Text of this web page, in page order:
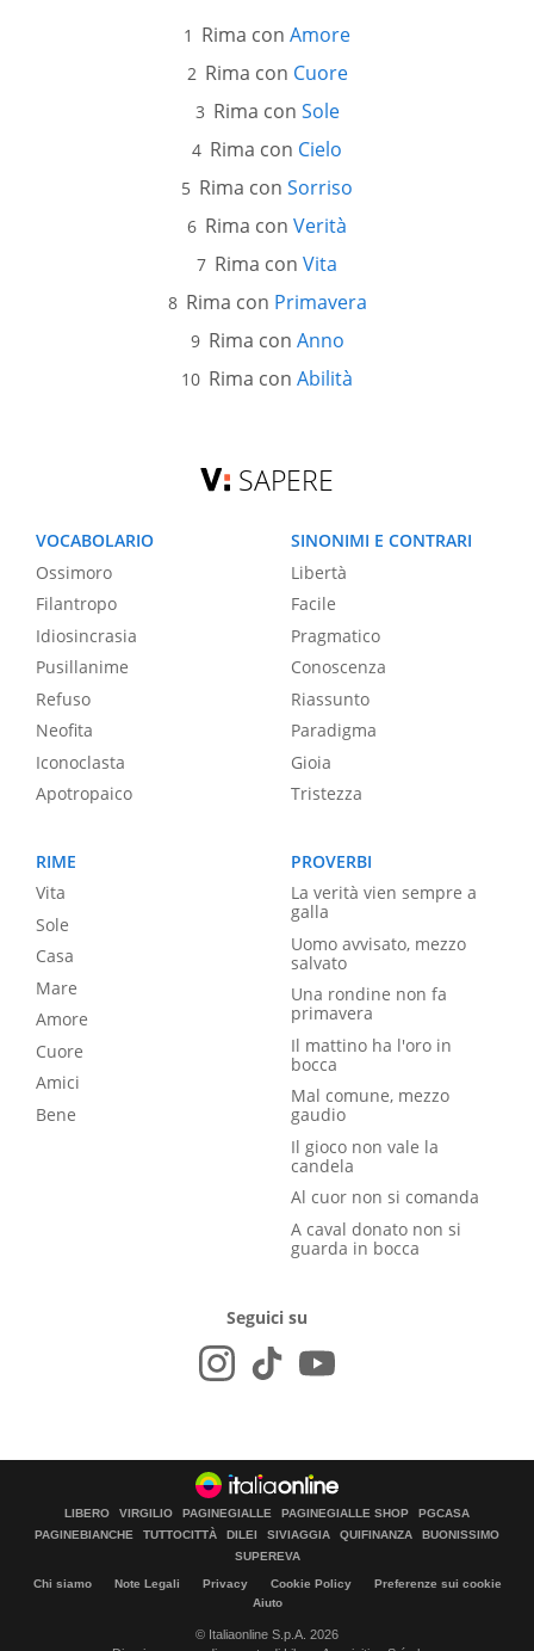
Rima con Amore
Rima con Cuore
Rima con Sole
Rima con Cielo
Rima con Sorriso
Rima con Verità
Rima con Vita
Rima con Primavera
Rima con Anno
Rima con Abilità
SAPERE
VOCABOLARIO
Ossimoro
Filantropo
Idiosincrasia
Pusillanime
Refuso
Neofita
Iconoclasta
Apotropaico
SINONIMI E CONTRARI
Libertà
Facile
Pragmatico
Conoscenza
Riassunto
Paradigma
Gioia
Tristezza
RIME
Vita
Sole
Casa
Mare
Amore
Cuore
Amici
Bene
PROVERBI
La verità vien sempre a
galla
Uomo avvisato, mezzo
salvato
Una rondine non fa
primavera
Il mattino ha l'oro in
bocca
Mal comune, mezzo
gaudio
Il gioco non vale la
candela
Al cuor non si comanda
A caval donato non si
guarda in bocca
Seguici su
LIBERO VIRGILIO PAGINEGIALLE PAGINEGIALLE SHOP
PGCASA
PAGINEBIANCHE
TUTTOCITTÀ DILEI SIVIAGGIA QUIFINANZA
BUONISSIMO
SUPEREVA
Chi siamo Note Legali Privacy Cookie Policy
Preferenze sui cookie
Aiuto
© Italiaonline S.p.A. 2026